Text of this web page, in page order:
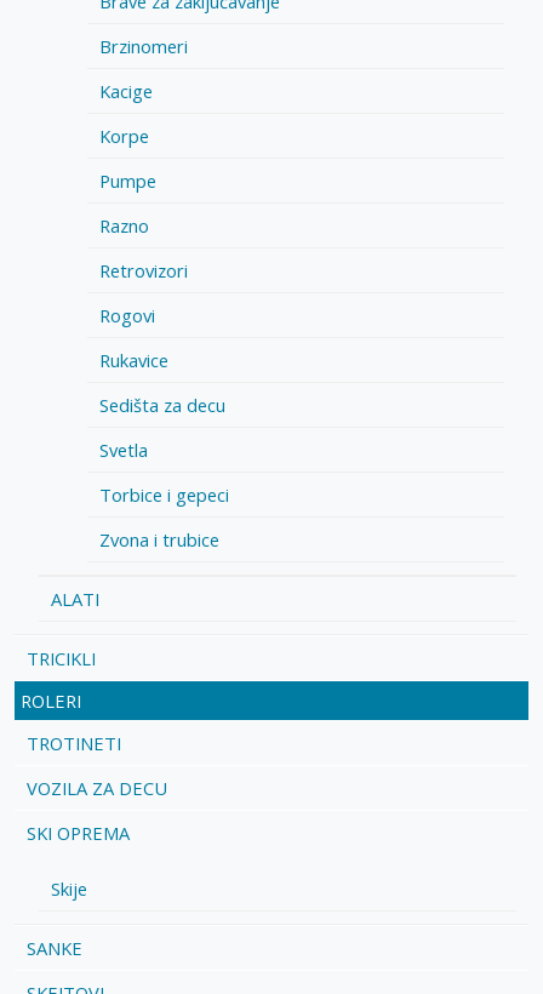
Brzinomeri
Kacige
Korpe
Pumpe
Razno
Retrovizori
Rogovi
Rukavice
Sedišta za decu
Svetla
Torbice i gepeci
Zvona i trubice
ALATI
TRICIKLI
ROLERI
TROTINETI
VOZILA ZA DECU
SKI OPREMA
Skije
SANKE